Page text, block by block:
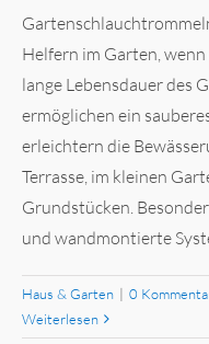
Helfern im Garten,
lange Lebensdauer des
ermöglichen ein
erleichtern die
Terrasse, im kleinen
Grundstücken.
und wandmontierte
Haus & Garten | 0
Weiterlesen